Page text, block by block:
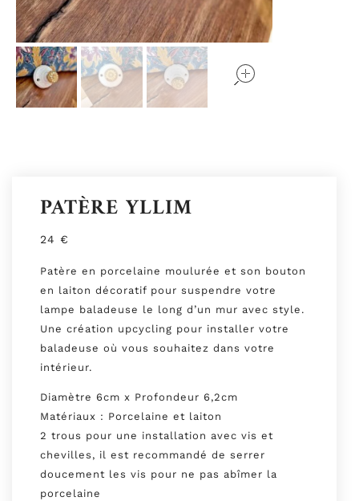
PATÈRE YLLIM
24 €
Patère en porcelaine moulurée et son bouton
en laiton décoratif pour suspendre votre
lampe baladeuse le long d’un mur avec style.
Une création upcycling pour installer votre
baladeuse où vous souhaitez dans votre
intérieur.
Diamètre 6cm x Profondeur 6,2cm
Matériaux : Porcelaine et laiton
2 trous pour une installation avec vis et
chevilles, il est recommandé de serrer
doucement les vis pour ne pas abîmer la
porcelaine